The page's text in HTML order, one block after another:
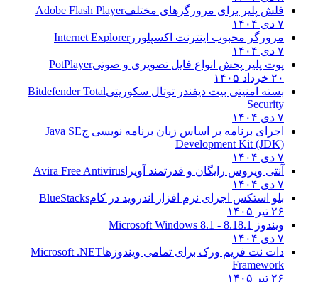
فلش پلیر برای مرورگرهای مختلفAdobe Flash Player
۷ دی ۱۴۰۴
مرورگر محبوب اینترنت اکسپلوررInternet Explorer
۷ دی ۱۴۰۴
پوت پلیر پخش انواع فایل تصویری و صوتیPotPlayer
۲۰ خرداد ۱۴۰۵
بسته امنیتی بیت دیفندر توتال سکوریتیBitdefender Total
Security
۷ دی ۱۴۰۴
اجرای برنامه بر اساس زبان برنامه نویسی جJava SE
Development Kit (JDK)
۷ دی ۱۴۰۴
آنتی ویروس رایگان و قدرتمند آویرا Avira Free Antivirus
۷ دی ۱۴۰۴
بلو استکس اجرای نرم افزار اندروید در کامBlueStacks
۲۶ تیر ۱۴۰۵
ویندوز 8.1
8.1 - Microsoft Windows 8.1
۷ دی ۱۴۰۴
دات نت فریم ورک برای تمامی ویندوزهاMicrosoft .NET
Framework
۲۶ تیر ۱۴۰۵